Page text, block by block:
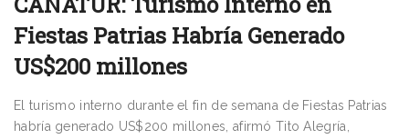
Fiestas Patrias Habría Generado
US$200 millones
El turismo interno durante el fin de semana de Fiestas Patrias
habría generado US$200 millones, afirmó Tito Alegría,